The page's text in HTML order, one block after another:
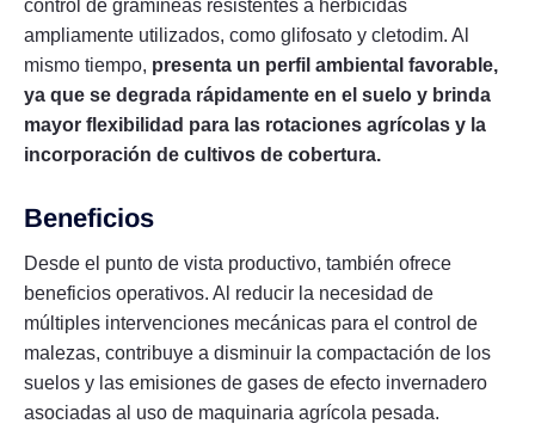
control de gramíneas resistentes a herbicidas
ampliamente utilizados, como glifosato y cletodim. Al
mismo tiempo, presenta un perfil ambiental favorable,
ya que se degrada rápidamente en el suelo y brinda
mayor flexibilidad para las rotaciones agrícolas y la
incorporación de cultivos de cobertura.
Beneficios
Desde el punto de vista productivo, también ofrece
beneficios operativos. Al reducir la necesidad de
múltiples intervenciones mecánicas para el control de
malezas, contribuye a disminuir la compactación de los
suelos y las emisiones de gases de efecto invernadero
asociadas al uso de maquinaria agrícola pesada.